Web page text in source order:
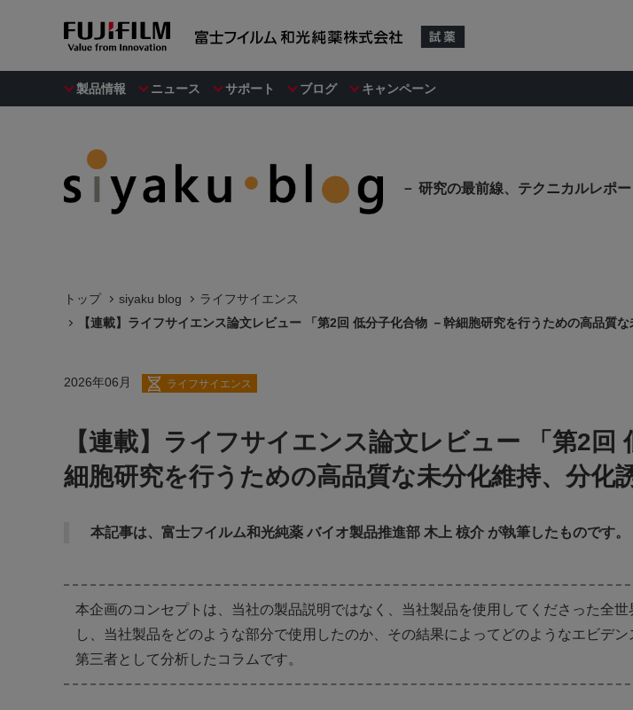
製品情報 ニュース サポート ブログ キャンペーン
－ 研究の最前線、テクニカルレポ
トップ siyaku blog
ライフサイエンス
【連載】ライフサイエンス論文レビュー 「第2回 低分子化合物 －幹細胞研究を行うための高品質な
2026年06月 ライフサイエンス
【連載】ライフサイエンス論文レビュー 「第2回
細胞研究を行うための高品質な未分化維持、分化
本記事は、富士フイルム和光純薬 バイオ製品推進部 木上 椋介 が執筆したものです。
本企画のコンセプトは、当社の製品説明ではなく、当社製品を使用してくださった全
し、当社製品をどのような部分で使用したのか、その結果によってどのようなエビデ
第三者として分析したコラムです。